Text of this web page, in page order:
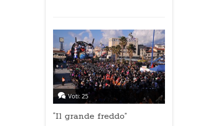
Voti: 25
“Il grande freddo”